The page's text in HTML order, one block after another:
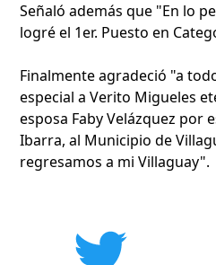
Señaló además que "En lo
logré el 1er. Puesto en
Finalmente agradeció "a
especial a Verito Migueles
esposa Faby Velázquez por
Ibarra, al Municipio de
regresamos a mi Villaguay".